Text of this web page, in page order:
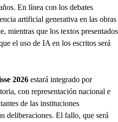
En línea con los debates
artificial generativa en las obras
mientras que los textos presentados
el uso de IA en los escritos será
2026 estará integrado por
con representación nacional e
de las instituciones
deliberaciones. El fallo, que será